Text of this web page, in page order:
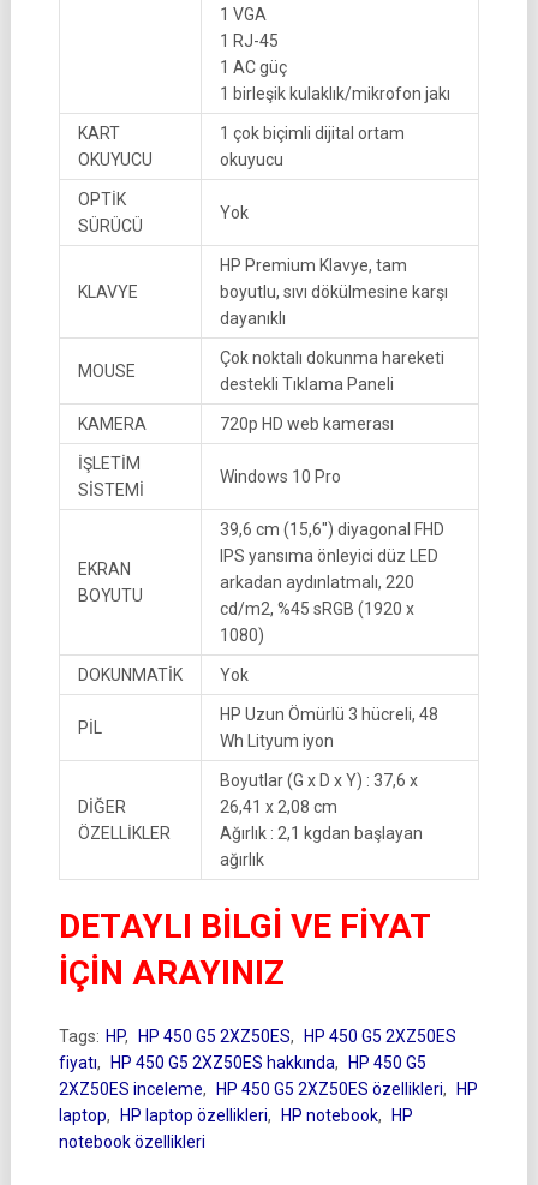
1 VGA
1 RJ-45
1 AC güç
1 birleşik kulaklık/mikrofon jakı
KART
OKUYUCU
1 çok biçimli dijital ortam
okuyucu
OPTİK
SÜRÜCÜ
Yok
KLAVYE
HP Premium Klavye, tam
boyutlu, sıvı dökülmesine karşı
dayanıklı
MOUSE
Çok noktalı dokunma hareketi
destekli Tıklama Paneli
KAMERA 720p HD web kamerası
İŞLETİM
SİSTEMİ
Windows 10 Pro
EKRAN
BOYUTU
39,6 cm (15,6″) diyagonal FHD
IPS yansıma önleyici düz LED
arkadan aydınlatmalı, 220
cd/m2, %45 sRGB (1920 x
1080)
DOKUNMATİK Yok
PİL
HP Uzun Ömürlü 3 hücreli, 48
Wh Lityum iyon
DİĞER
ÖZELLİKLER
Boyutlar (G x D x Y) : 37,6 x
26,41 x 2,08 cm
Ağırlık : 2,1 kgdan başlayan
ağırlık
DETAYLI BİLGİ VE FİYAT
İÇİN ARAYINIZ
Tags: HP, HP 450 G5 2XZ50ES,
HP 450 G5 2XZ50ES
fiyatı, HP 450 G5 2XZ50ES hakkında,
HP 450 G5
2XZ50ES inceleme, HP 450 G5 2XZ50ES özellikleri,
HP
laptop, HP laptop özellikleri, HP notebook,
HP
notebook özellikleri